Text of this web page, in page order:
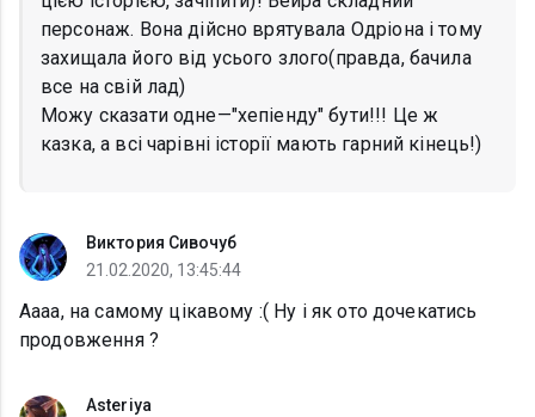
персонаж. Вона дійсно врятувала Одріона і тому
захищала його від усього злого(правда, бачила
все на свій лад)
Можу сказати одне—"хепіенду" бути!!! Це ж
казка, а всі чарівні історії мають гарний кінець!)
Виктория Сивочуб
21.02.2020, 13:45:44
Аааа, на самому цікавому :( Ну і як ото дочекатись
продовження ?
Asteriya